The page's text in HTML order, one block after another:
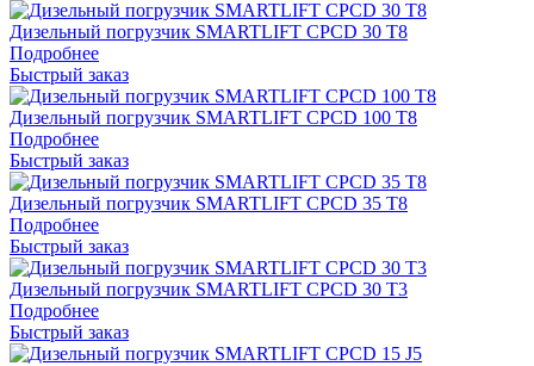
Дизельный погрузчик SMARTLIFT CPCD 30 T8
Подробнее
Быстрый заказ
Дизельный погрузчик SMARTLIFT CPCD 100 T8
Подробнее
Быстрый заказ
Дизельный погрузчик SMARTLIFT CPCD 35 T8
Подробнее
Быстрый заказ
Дизельный погрузчик SMARTLIFT CPCD 30 T3
Подробнее
Быстрый заказ